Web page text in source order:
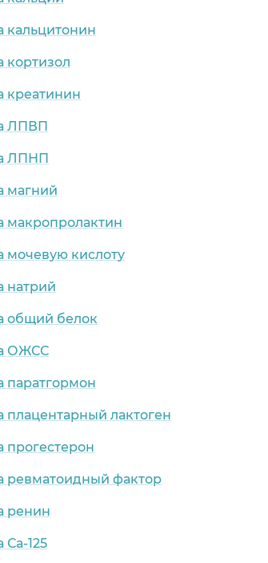
кальцитонин
кортизол
креатинин
ЛПВП
ЛПНП
магний
макропролактин
мочевую кислоту
натрий
общий белок
ОЖСС
паратгормон
плацентарный лактоген
прогестерон
ревматоидный фактор
ренин
Са-125